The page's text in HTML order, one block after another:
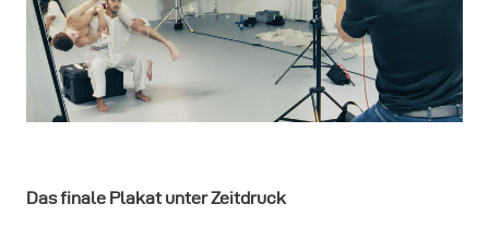
Das finale Plakat unter Zeitdruck